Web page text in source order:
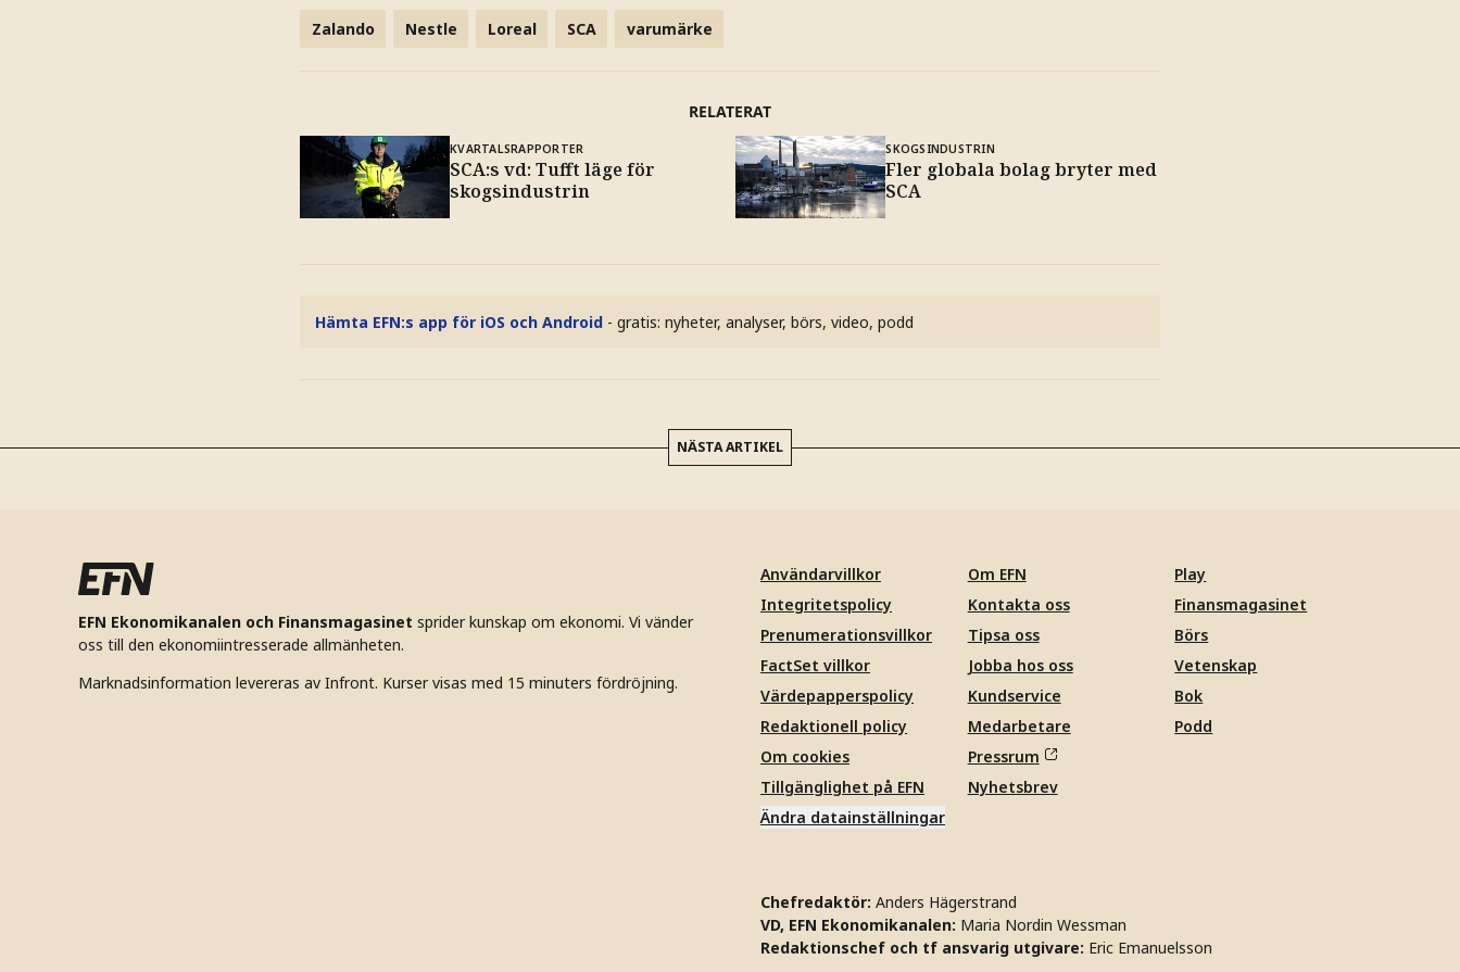
Zalando Nestle Loreal SCA varumärke
RELATERAT
KVARTALSRAPPORTER
SCA:s vd: Tufft läge för
skogsindustrin
SKOGSINDUSTRIN
Fler globala bolag bryter med
SCA
Hämta EFN:s app för iOS och Android - gratis: nyheter, analyser, börs, video, podd
NÄSTA ARTIKEL
EFN Ekonomikanalen och Finansmagasinet sprider kunskap om ekonomi. Vi vänder
oss till den ekonomiintresserade allmänheten.
Marknadsinformation levereras av Infront. Kurser visas med 15 minuters fördröjning.
Användarvillkor
Integritetspolicy
Prenumerationsvillkor
FactSet villkor
Värdepapperspolicy
Redaktionell policy
Om cookies
Tillgänglighet på EFN
Ändra datainställningar
Om EFN
Kontakta oss
Tipsa oss
Jobba hos oss
Kundservice
Medarbetare
Pressrum
Nyhetsbrev
Play
Finansmagasinet
Börs
Vetenskap
Bok
Podd
Chefredaktör: Anders Hägerstrand
VD, EFN Ekonomikanalen: Maria Nordin Wessman
Redaktionschef och tf ansvarig utgivare: Eric Emanuelsson